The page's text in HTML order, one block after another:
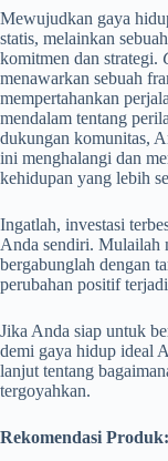
Mewujudkan gaya
statis, melainkan
komitmen dan strategi.
menawarkan sebuah
mempertahankan
mendalam tentang
dukungan komunitas,
ini menghalangi dan
kehidupan yang lebih
Ingatlah, investasi
Anda sendiri. Mulailah
bergabunglah dengan
perubahan positif
Jika Anda siap untuk
demi gaya hidup ideal
lanjut tentang
tergoyahkan.
Rekomendasi Produk: